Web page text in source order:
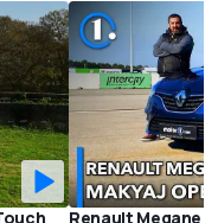
Renault Megane